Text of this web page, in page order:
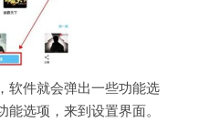
软件就会弹出一些功能选
选项，来到设置界面。